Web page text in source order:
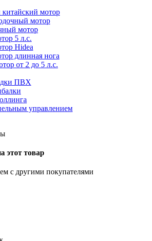
китайский мотор
мотор
мотор
5 л.с.
Hidea
длинная нога
от 2 до 5 л.с.
ПВХ
управлением
этот товар
с другими покупателями